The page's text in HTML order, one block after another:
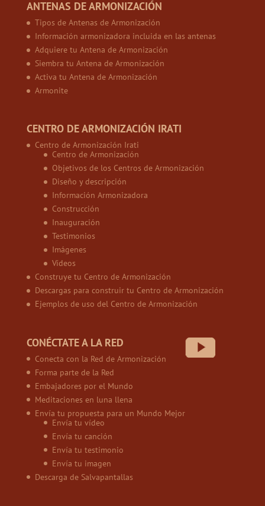
ANTENAS DE ARMONIZACIÓN
Tipos de Antenas de Armonización
Información armonizadora incluida en las antenas
Adquiere tu Antena de Armonización
Siembra tu Antena de Armonización
Activa tu Antena de Armonización
Armonite
CENTRO DE ARMONIZACIÓN IRATI
Centro de Armonización Irati
Centro de Armonización
Objetivos de los Centros de Armonización
Diseño y descripción
Información Armonizadora
Construcción
Inauguración
Testimonios
Imágenes
Vídeos
Construye tu Centro de Armonización
Descargas para construir tu Centro de Armonización
Ejemplos de uso del Centro de Armonización
CONÉCTATE A LA RED
Conecta con la Red de Armonización
Forma parte de la Red
Embajadores por el Mundo
Meditaciones en luna llena
Envía tu propuesta para un Mundo Mejor
Envía tu vídeo
Envía tu canción
Envía tu testimonio
Envía tu imagen
Descarga de Salvapantallas